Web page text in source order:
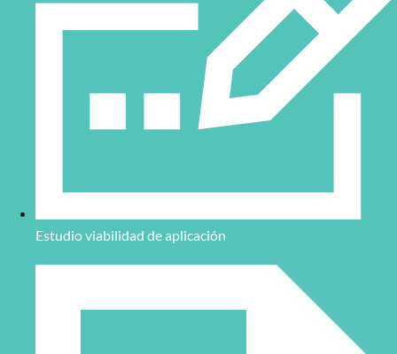
Estudio viabilidad de aplicación